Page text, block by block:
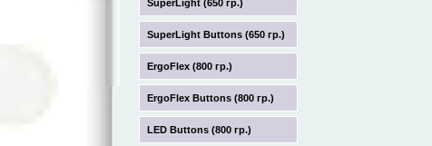
SuperLight (650 гр.)
SuperLight Buttons (650 гр.)
ErgoFlex (800 гр.)
ErgoFlex Buttons (800 гр.)
LED Buttons (800 гр.)